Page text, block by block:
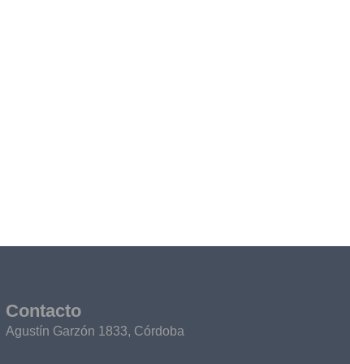
Contacto
Agustín Garzón 1833, Córdoba